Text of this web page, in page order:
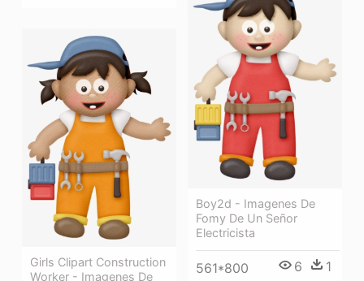
Boy2d - Imagenes De
Fomy De Un Señor
Electricista
561*800 6 1
Girls Clipart Construction
Worker - Imagenes De